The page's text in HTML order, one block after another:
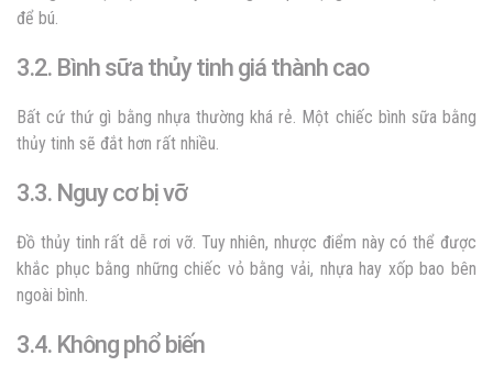
để bú.
3.2. Bình sữa thủy tinh giá thành cao
Bất cứ thứ gì bằng nhựa thường khá rẻ. Một chiếc bình sữa bằng
thủy tinh sẽ đắt hơn rất nhiều.
3.3. Nguy cơ bị vỡ
Đồ thủy tinh rất dễ rơi vỡ. Tuy nhiên, nhược điểm này có thể được
khắc phục bằng những chiếc vỏ bằng vải, nhựa hay xốp bao bên
ngoài bình.
3.4. Không phổ biến